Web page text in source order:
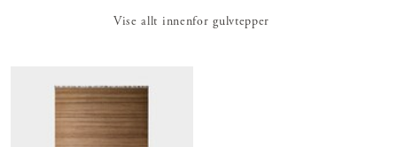
Vise allt innenfor gulvtepper